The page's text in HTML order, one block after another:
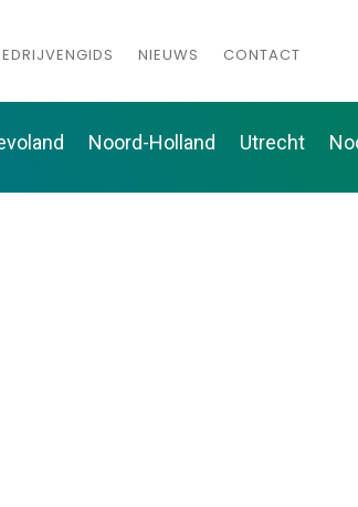
NIEUWS CONTACT
Noord-Holland Utrecht